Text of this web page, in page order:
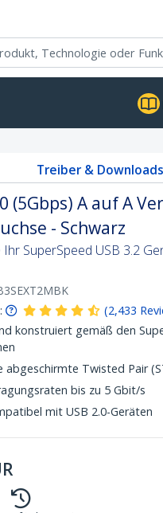
Treiber & Downloads
(5Gbps) A auf A
- Schwarz
Ihr SuperSpeed USB 3.2
(2,433
konstruiert gemäß den
abgeschirmte Twisted Pair
bis zu 5 Gbit/s
mit USB 2.0-Geräten